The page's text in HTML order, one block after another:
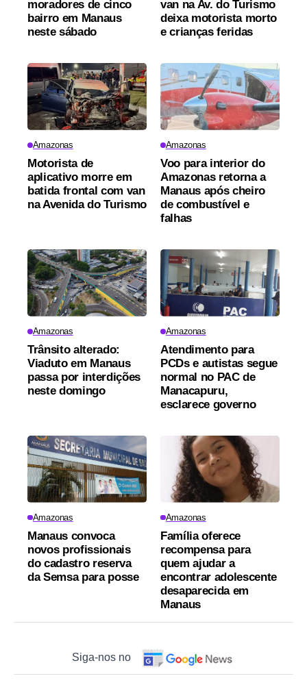
moradores de cinco
bairro em Manaus
neste sábado
van na Av. do Turismo
deixa motorista morto
e crianças feridas
Amazonas
Motorista de
aplicativo morre em
batida frontal com van
na Avenida do Turismo
Amazonas
Voo para interior do
Amazonas retorna a
Manaus após cheiro
de combustível e
falhas
Amazonas
Trânsito alterado:
Viaduto em Manaus
passa por interdições
neste domingo
Amazonas
Atendimento para
PCDs e autistas segue
normal no PAC de
Manacapuru,
esclarece governo
Amazonas
Manaus convoca
novos profissionais
do cadastro reserva
da Semsa para posse
Amazonas
Família oferece
recompensa para
quem ajudar a
encontrar adolescente
desaparecida em
Manaus
Siga-nos no